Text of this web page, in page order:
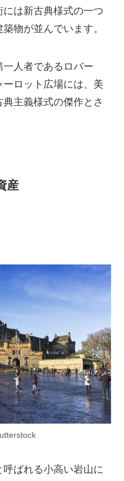
は新古典様式の一つ
物が並んでいます。
人者であるロバー
ーロット広場には、美
主義様式の傑作とさ
産
ばれる小高い岩山に